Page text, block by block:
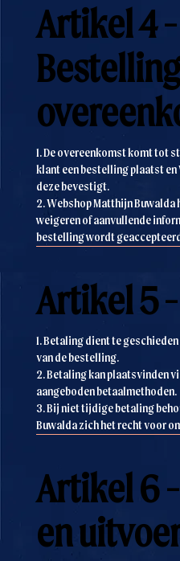
Artikel 4 -
1. De overeenkomst komt tot
klant een bestelling plaatst
deze bevestigt.
2. Webshop Matthijn
weigeren of aanvullende
bestelling wordt
Artikel 5
1. Betaling dient te
van de bestelling.
2. Betaling kan plaatsvinden
aangeboden betaalmethoden.
3. Bij niet tijdige betaling
Buwalda zich het recht voor
Artikel 6
en